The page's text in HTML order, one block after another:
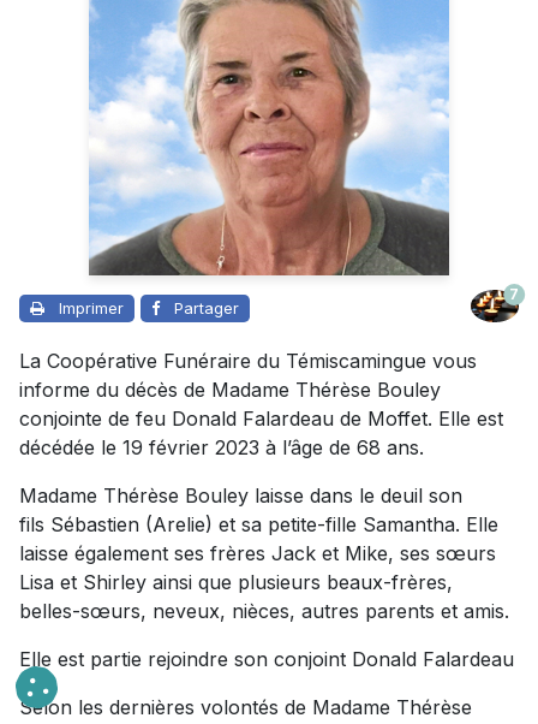
Imprimer Partager
7
La Coopérative Funéraire du Témiscamingue vous
informe du décès de Madame Thérèse Bouley
conjointe de feu Donald Falardeau de Moffet. Elle est
décédée le 19 février 2023 à l’âge de 68 ans.
Madame Thérèse Bouley laisse dans le deuil son
fils Sébastien (Arelie) et sa petite-fille Samantha. Elle
laisse également ses frères Jack et Mike, ses sœurs
Lisa et Shirley ainsi que plusieurs beaux-frères,
belles-sœurs, neveux, nièces, autres parents et amis.
Elle est partie rejoindre son conjoint Donald Falardeau
Selon les dernières volontés de Madame Thérèse